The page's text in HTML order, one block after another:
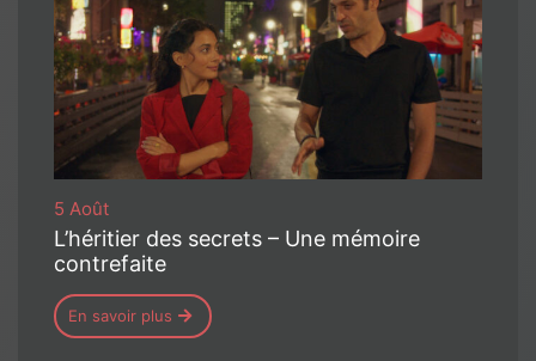
5 Août
L’héritier des secrets – Une mémoire
contrefaite
En savoir plus